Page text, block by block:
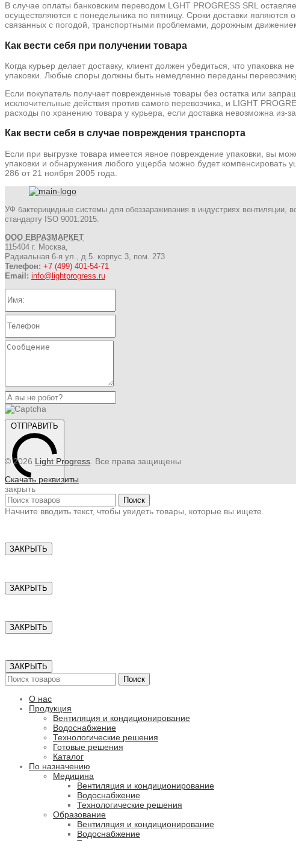
В случае оплаты банковским переводом LGHT PROGRESS SRL
осуществляются с понедельника по пятницу. Сроки доставки
связанных с погодой, транспортными проблемами, дорожным
Как вести себя при получении товара
Когда курьер делает доставку, клиент должен убедиться, что
упаковки. Любые споры должны быть немедленно переданы
Если покупатель получает поврежденные товары без остатка или
исключительные действия против самого перевозчика, и LIGHT
расходы по хранению товара у курьера, если доставка невозможна из-
Как вести себя в случае повреждения транспорта
Если при выгрузке товара имеется явное повреждение упаковки, вы
упаковки и обнаружения любого ущерба можно будет
286 от 21 ноября 2005 года.
УФ бактерицидные системы для обеззараживания в индустриях
стандарту ISO 9001:2015.
ООО ЕВРАЗМАРКЕТ
115404 г. Москва,
Радиальная 6-я ул., д.5. корпус 3, пом. 273
Телефон: +7 (499) 401-54-71
Email: info@lightprogress.ru
ОТПРАВИТЬ
© 2026 Light Progress . Все права защищены
Скачать реквизиты
закрыть
Поиск
Начните вводить текст, чтобы увидеть товары, которые вы ищете.
ЗАКРЫТЬ
ЗАКРЫТЬ
ЗАКРЫТЬ
ЗАКРЫТЬ
Поиск
О нас
Продукция
Вентиляция и кондиционирование
Водоснабжение
Технологические решения
Готовые решения
Каталог
По назначению
Медицина
Вентиляция и кондиционирование
Водоснабжение
Технологические решения
Образование
Вентиляция и кондиционирование
Водоснабжение